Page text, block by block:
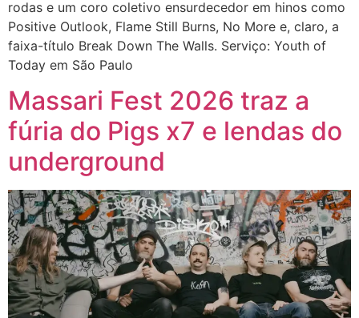
rodas e um coro coletivo ensurdecedor em hinos como
Positive Outlook, Flame Still Burns, No More e, claro, a
faixa-título Break Down The Walls. Serviço: Youth of
Today em São Paulo
Massari Fest 2026 traz a
fúria do Pigs x7 e lendas do
underground